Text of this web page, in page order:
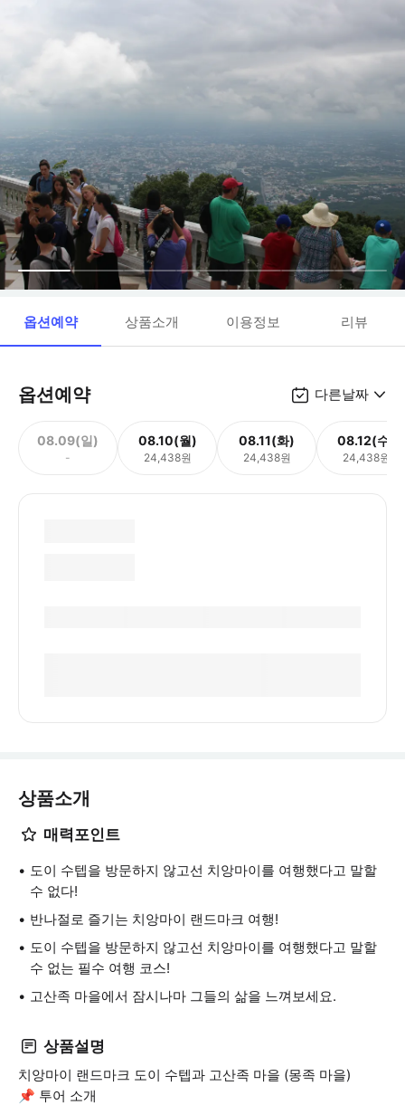
옵션예약 상품소개 이용정보 리뷰
옵션예약 다른날짜
08.09(일)
-
08.10(월)
24,438원
08.11(화)
24,438원
08.12(수)
24,438원
상품소개
매력포인트
도이 수텝을 방문하지 않고선 치앙마이를 여행했다고 말할
수 없다!
반나절로 즐기는 치앙마이 랜드마크 여행!
도이 수텝을 방문하지 않고선 치앙마이를 여행했다고 말할
수 없는 필수 여행 코스!
고산족 마을에서 잠시나마 그들의 삶을 느껴보세요.
상품설명
치앙마이 랜드마크 도이 수텝과 고산족 마을 (몽족 마을)
📌 투어 소개